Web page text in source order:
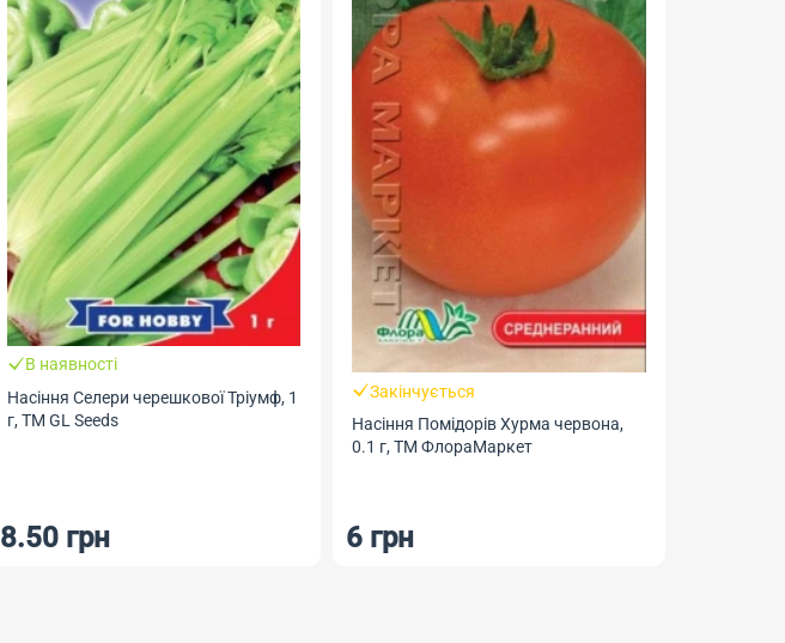
В наявності
Насіння Селери черешкової Тріумф, 1
г, ТМ GL Seeds
8.50 грн
Закінчується
Насіння Помідорів Хурма червона,
0.1 г, ТМ ФлораМаркет
6 грн